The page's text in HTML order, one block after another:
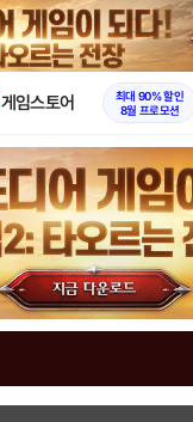
X
게임스토어
최대 90% 할인
8월 프로모션